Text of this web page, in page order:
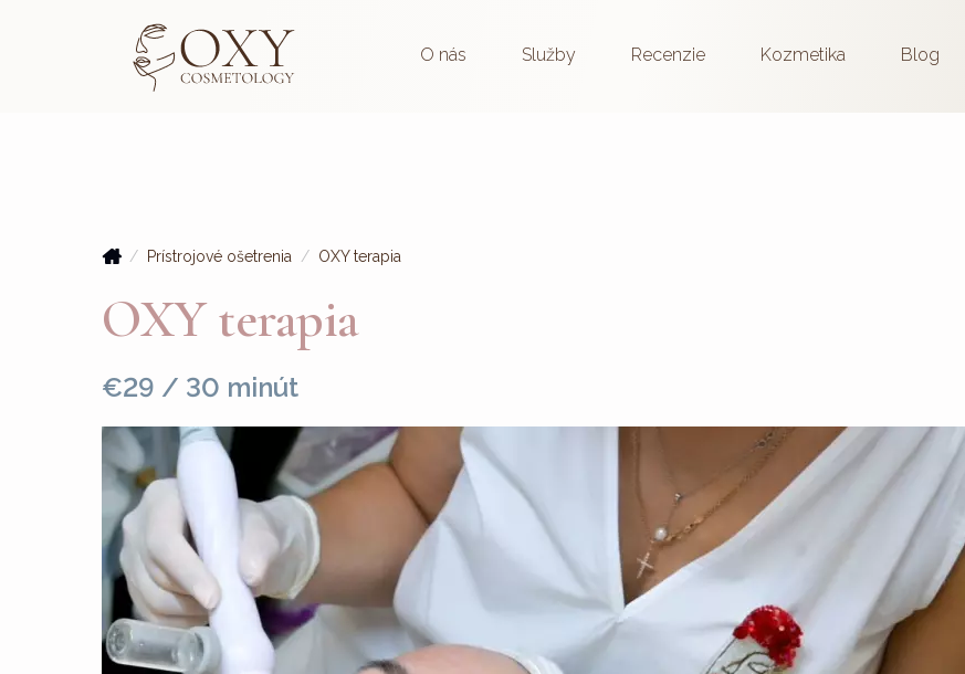
O nás Služby Recenzie Kozmetika Blog
Prístrojové ošetrenia OXY terapia
OXY terapia
€29 / 30 minút